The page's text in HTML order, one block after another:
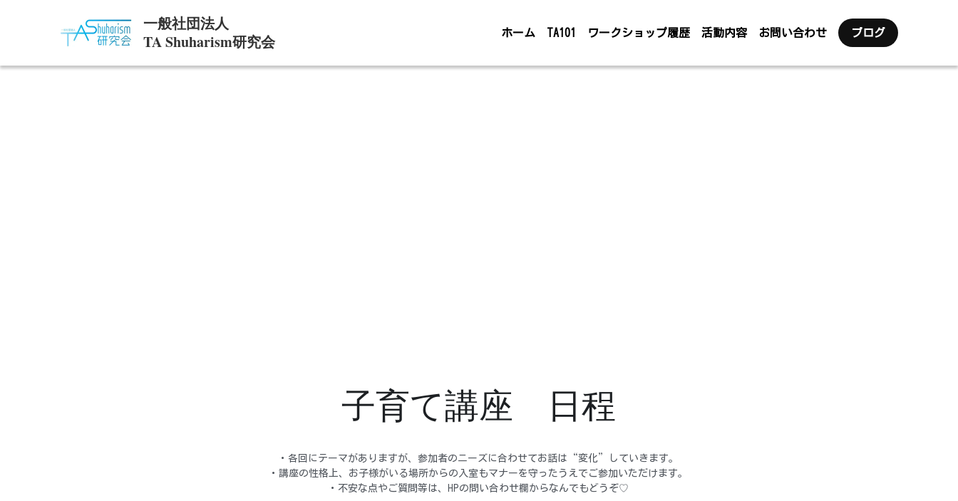
一般社団法人
TA Shuharism研究会
ホーム TA101 ワークショップ履歴 活動内容 お問い合わせ ブログ
子育て講座　日程
・各回にテーマがありますが、参加者のニーズに合わせてお話は“変化”していきます。
・講座の性格上、お子様がいる場所からの入室もマナーを守ったうえでご参加いただけます。
・不安な点やご質問等は、HPの問い合わせ欄からなんでもどうぞ♡